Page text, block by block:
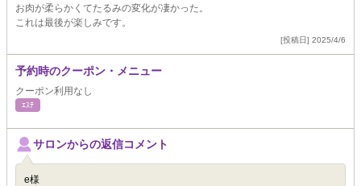
お肉が柔らかくてたるみの変化が凄かった。
これは最後が楽しみです。
[投稿日] 2025/4/6
予約時のクーポン・メニュー
クーポン利用なし
ｴｽﾃ
サロンからの返信コメント
e様